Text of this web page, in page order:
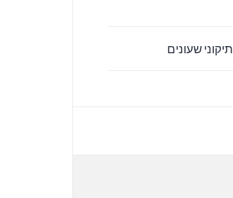
תיקוני שעונים